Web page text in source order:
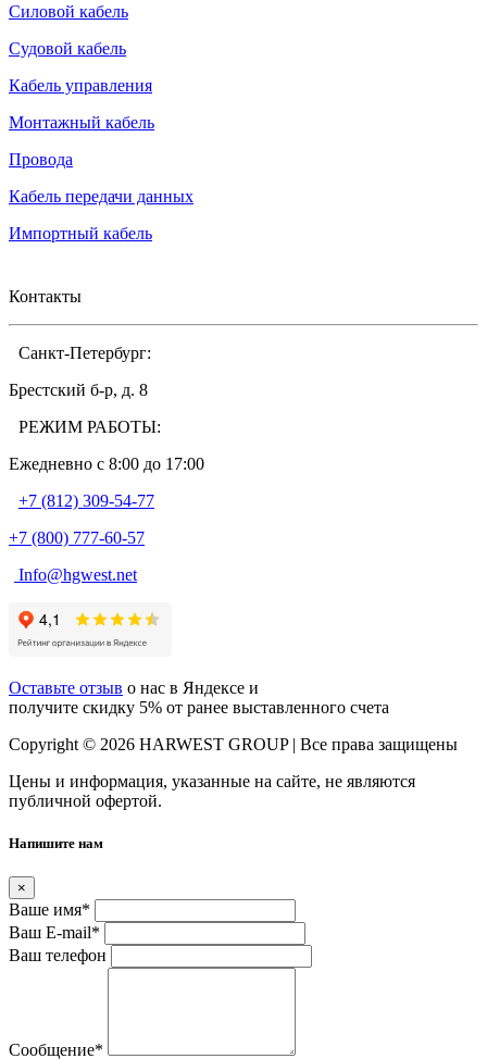
Силовой кабель
Судовой кабель
Кабель управления
Монтажный кабель
Провода
Кабель передачи данных
Импортный кабель
Контакты
Санкт-Петербург:
Брестский б-р, д. 8
РЕЖИМ РАБОТЫ:
Ежедневно c 8:00 до 17:00
+7 (812) 309-54-77
+7 (800) 777-60-57
Info@hgwest.net
Оставьте отзыв о нас в Яндексе и
получите скидку 5% от ранее выставленного счета
Copyright © 2026 HARWEST GROUP | Все права защищены
Цены и информация, указанные на сайте, не являются
публичной офертой.
Напишите нам
×
Ваше имя*
Ваш E-mail*
Ваш телефон
Сообщение*